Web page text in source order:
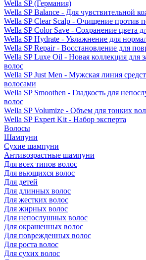
Wella SP (Германия)
Wella SP Balance - Для чувствительной
Wella SP Clear Scalp - Очищение против
Wella SP Color Save - Сохранение цвета
Wella SP Hydrate - Увлажнение для
Wella SP Repair - Восстановление для
Wella SP Luxe Oil - Новая коллекция для
волос
Wella SP Just Men - Мужская линия
волосами
Wella SP Smoothen - Гладкость для
волос
Wella SP Volumize - Объем для тонких
Wella SP Expert Kit - Набор эксперта
Волосы
Шампуни
Сухие шампуни
Антивозрастные шампуни
Для всех типов волос
Для вьющихся волос
Для детей
Для длинных волос
Для жестких волос
Для жирных волос
Для непослушных волос
Для окрашенных волос
Для поврежденных волос
Для роста волос
Для сухих волос